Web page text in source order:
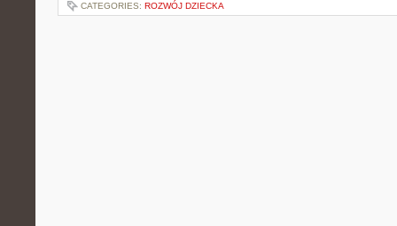
CATEGORIES: ROZWÓJ DZIECKA